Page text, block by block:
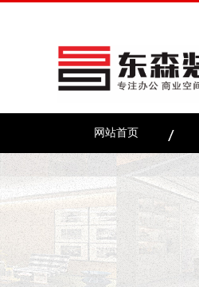
网站首页